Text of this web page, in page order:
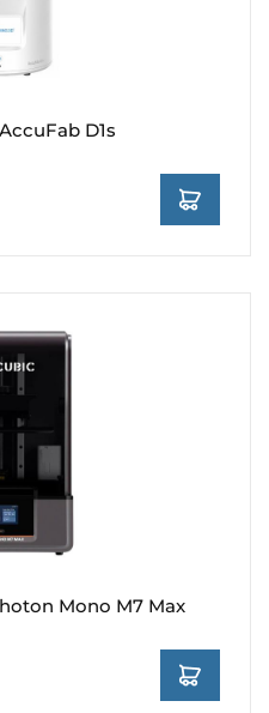
D1s
Mono M7 Max